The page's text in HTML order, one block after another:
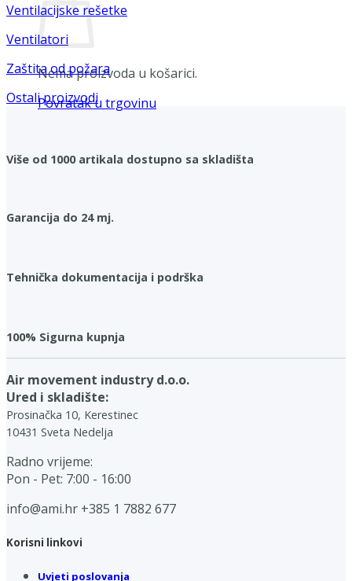
Nema proizvoda u košarici.
Povratak u trgovinu
Ventilacijske rešetke
Ventilatori
Zaštita od požara
Ostali proizvodi
Više od 1000 artikala dostupno sa skladišta
Garancija do 24 mj.
Tehnička dokumentacija i podrška
100% Sigurna kupnja
Air movement industry d.o.o.
Ured i skladište:
Prosinačka 10, Kerestinec
10431 Sveta Nedelja
Radno vrijeme:
Pon - Pet: 7:00 - 16:00
info@ami.hr +385 1 7882 677
Korisni linkovi
Uvjeti poslovanja